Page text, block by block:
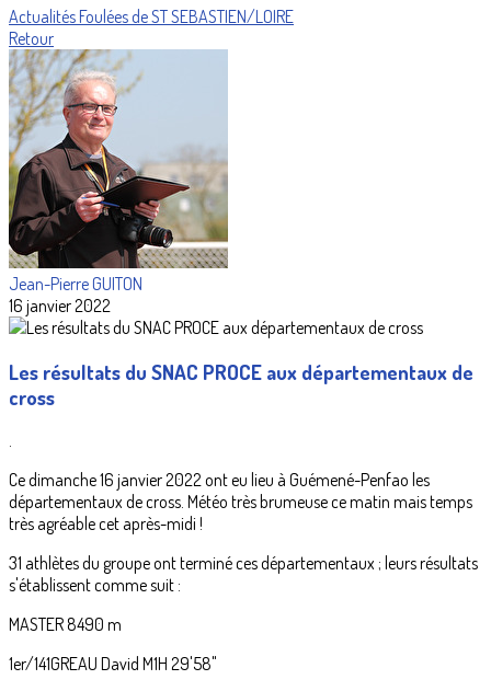
ActualitésFoulées de ST SEBASTIEN/LOIRE
Retour
Jean-Pierre GUITON
16 janvier 2022
Les résultats du SNAC PROCE aux départementaux de
cross
.
Ce dimanche 16 janvier 2022 ont eu lieu à Guémené-Penfao les
départementaux de cross. Météo très brumeuse ce matin mais temps
très agréable cet après-midi !
31 athlètes du groupe ont terminé ces départementaux ; leurs résultats
s'établissent comme suit :
MASTER 8490 m
1er/141GREAU David M1H 29'58"